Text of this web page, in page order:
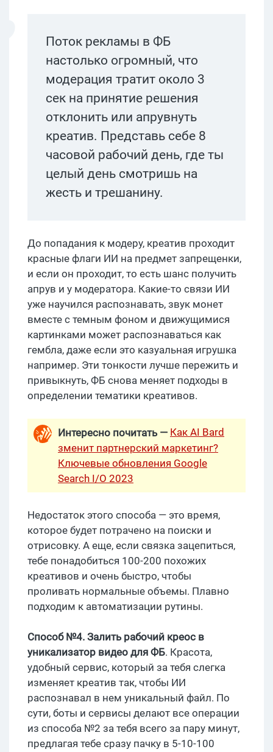
Поток рекламы в ФБ
настолько огромный, что
модерация тратит около 3
сек на принятие решения
отклонить или апрувнуть
креатив. Представь себе 8
часовой рабочий день, где ты
целый день смотришь на
жесть и трешанину.
До попадания к модеру, креатив проходит
красные флаги ИИ на предмет запрещенки,
и если он проходит, то есть шанс получить
апрув и у модератора. Какие-то связи ИИ
уже научился распознавать, звук монет
вместе с темным фоном и движущимися
картинками может распознаваться как
гембла, даже если это казуальная игрушка
например. Эти тонкости лучше пережить и
привыкнуть, ФБ снова меняет подходы в
определении тематики креативов.
Интересно почитать — Как AI Bard
зменит партнерский маркетинг?
Ключевые обновления Google
Search I/O 2023
Недостаток этого способа — это время,
которое будет потрачено на поиски и
отрисовку. А еще, если связка зацепиться,
тебе понадобиться 100-200 похожих
креативов и очень быстро, чтобы
проливать нормальные объемы. Плавно
подходим к автоматизации рутины.
Способ №4. Залить рабочий креос в
уникализатор видео для ФБ. Красота,
удобный сервис, который за тебя слегка
изменяет креатив так, чтобы ИИ
распознавал в нем уникальный файл. По
сути, боты и сервисы делают все операции
из способа №2 за тебя всего за пару минут,
предлагая тебе сразу пачку в 5-10-100